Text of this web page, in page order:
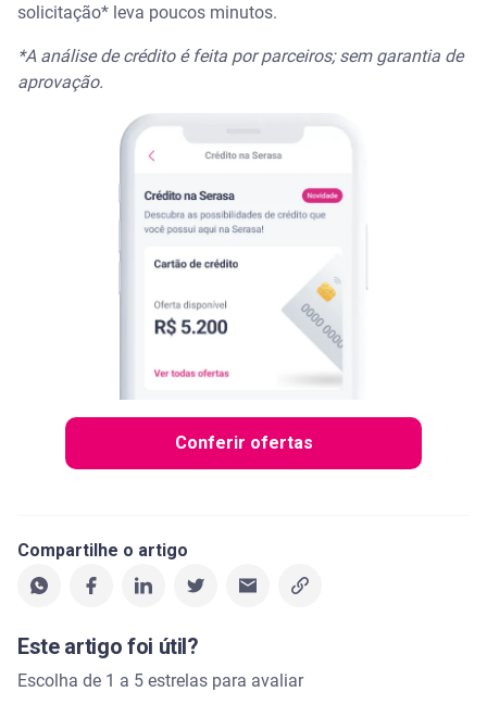
solicitação* leva poucos minutos.
*A análise de crédito é feita por parceiros; sem garantia de
aprovação.
Conferir ofertas
Compartilhe o artigo
Este artigo foi útil?
Escolha de 1 a 5 estrelas para avaliar